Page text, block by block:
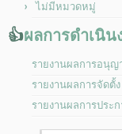
ไม่มีหมวดหมู่
👍ผลการดำเนิน
รายงานผลการอนุญ
รายงานผลการจัดตั้
รายงานผลการประ